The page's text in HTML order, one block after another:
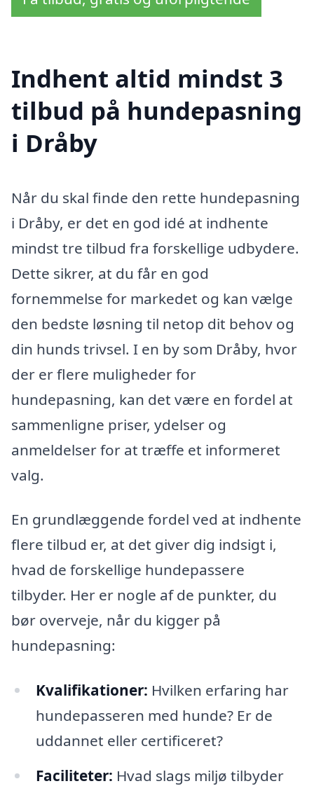
Indhent altid mindst 3
tilbud på hundepasning
i Dråby
Når du skal finde den rette hundepasning
i Dråby, er det en god idé at indhente
mindst tre tilbud fra forskellige udbydere.
Dette sikrer, at du får en god
fornemmelse for markedet og kan vælge
den bedste løsning til netop dit behov og
din hunds trivsel. I en by som Dråby, hvor
der er flere muligheder for
hundepasning, kan det være en fordel at
sammenligne priser, ydelser og
anmeldelser for at træffe et informeret
valg.
En grundlæggende fordel ved at indhente
flere tilbud er, at det giver dig indsigt i,
hvad de forskellige hundepassere
tilbyder. Her er nogle af de punkter, du
bør overveje, når du kigger på
hundepasning:
Kvalifikationer: Hvilken erfaring har
hundepasseren med hunde? Er de
uddannet eller certificeret?
Faciliteter: Hvad slags miljø tilbyder